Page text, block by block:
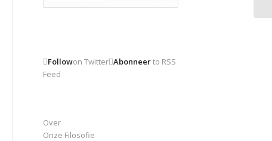
Followon Twitter Abonneerto RSS
Feed
Over
Onze Filosofie